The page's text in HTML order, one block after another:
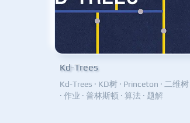
Kd-Trees
Kd-Trees · KD树 · Princeton · 二维树
· 作业 · 普林斯顿 · 算法 · 题解